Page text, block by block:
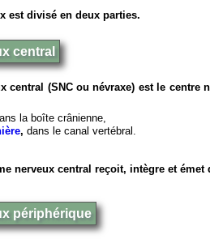
est divisé en deux parties.
central
central (SNC ou névraxe) est le
la boîte crânienne,
,dans le canal vertébral.
nerveux central reçoit, intègre et émet
périphérique